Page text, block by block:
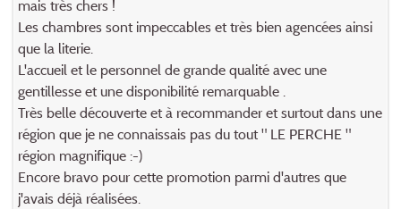
mais très chers !
Les chambres sont impeccables et très bien agencées ainsi
que la literie.
L'accueil et le personnel de grande qualité avec une
gentillesse et une disponibilité remarquable .
Très belle découverte et à recommander et surtout dans une
région que je ne connaissais pas du tout " LE PERCHE "
région magnifique :-)
Encore bravo pour cette promotion parmi d'autres que
j'avais déjà réalisées.